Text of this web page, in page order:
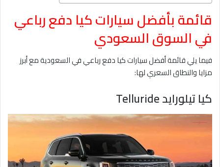
قائمة بأفضل سيارات كيا دفع رباعي
في السوق السعودي
فيما يلي قائمة أفضل سيارات كيا دفع رباعي في السعودية مع أبرز
مزايا والنطاق السعري لها:
كيا تيلورايد Telluride